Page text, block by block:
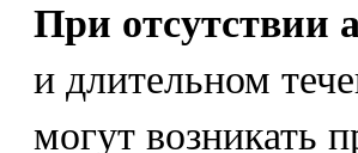
При отсутствии
и длительном
могут возникать